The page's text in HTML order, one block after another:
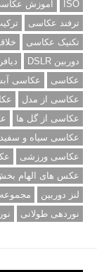
ISO آموزش
ترفند عکاسی
تکنیک عکاسی
دوربین DSLR
عکاسی
عکاسی
عکاسی از مدل
عکاسی از گل ها
عکاسی سیاه و سفید
عکاسی ورزشی
عکس های الهام
لنز دوربین
نوردهی طولانی